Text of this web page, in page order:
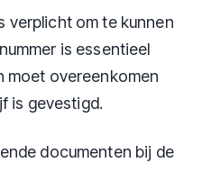
verplicht om te kunnen
is essentieel
moet overeenkomen
is gevestigd.
documenten bij de